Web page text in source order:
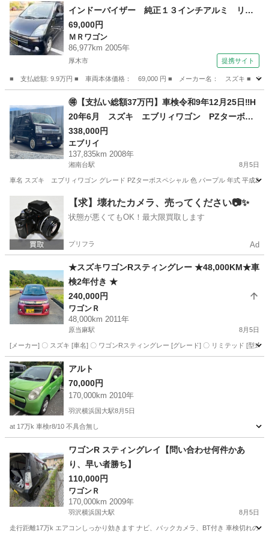
インドーバイザー 純正１３インチアルミ リア
スポイラー クロームドアハンドル パイオニア
ＣＤデッキ ＵＳＢ エアコン 電動格納ミラ
ー グレーインテリア アームレスト 天面クリ
69,000円
ＭＲワゴン
86,977km 2005年
厚木市 提携サイト
■ 支払総額: 9.9万円 ■ 車両本体価格： 69,000 円 ■ メーカー名： スズキ ■ 車
ＭＲワゴン
🉐【支払い総額37万円】車検令和9年12月25日‼️H
20年6月 スズキ エブリィワゴン PZターボス
ペシャル 社外ナビ フルセグ Bluetooth キ
ーレス 両側パワースライド調子良好！
338,000円
エブリイ
137,835km 2008年
湘南台駅 8月5日
車名 スズキ エブリィワゴン グレード PZターボスペシャル 色 パープル 年式 平成20
湘南台駅 エブリイ 車両
【求】壊れたカメラ、売ってください📷✨
状態が悪くてもOK！最大限買取します
プリフラ Ad
★スズキワゴンRスティングレー ★48,000KM★車
検2年付き ★
240,000円
ワゴンＲ
48,000km 2011年
原当麻駅 8月5日
[メーカー] 〇 スズキ [車名] 〇 ワゴンRスティングレー [グレード] 〇 リミテッド [型式]
神奈川 相模原市アルト
70,000円
170,000km 2010年
羽沢横浜国大駅8月5日
at 17万k 車検r8/10 不具合無し
羽沢横浜国大駅 スズキ
ワゴンR スティングレイ【問い合わせ何件かあ
り、早い者勝ち】
110,000円
ワゴンＲ
170,000km 2009年
羽沢横浜国大駅 8月5日
走行距離17万k エアコンしっかり効きます ナビ、バックカメラ、BT付き 車検切れの為